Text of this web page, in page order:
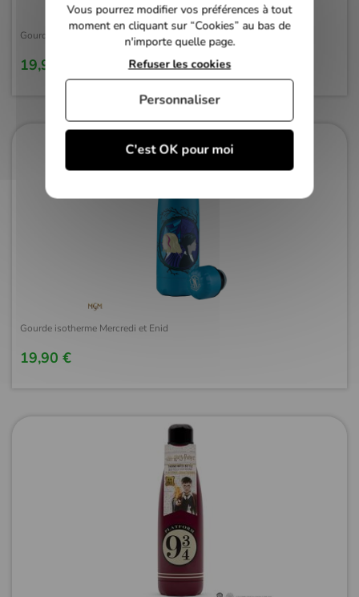
Gourde isotherme Mercredi W
19,90 €
Gourde isotherme Mercredi et Enid
19,90 €
Vous pourrez modifier vos préférences à tout
moment en cliquant sur “Cookies” au bas de
n'importe quelle page.
C'est OK pour moi
Refuser les cookies
Personnaliser